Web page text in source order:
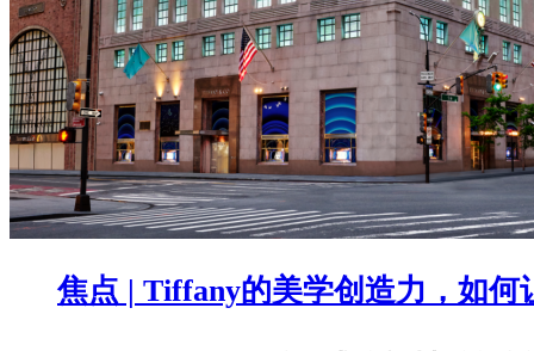
焦点 | Tiffany的美学创造力，如何